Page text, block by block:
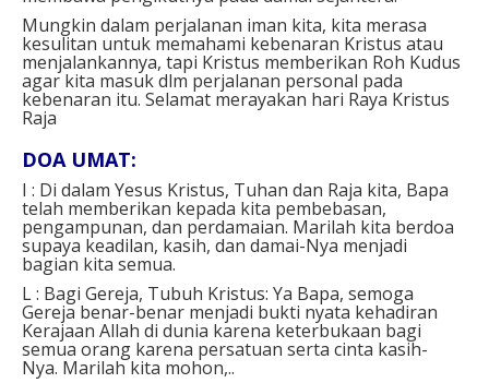
Mungkin dalam perjalanan iman kita, kita merasa
kesulitan untuk memahami kebenaran Kristus atau
menjalankannya, tapi Kristus memberikan Roh Kudus
agar kita masuk dlm perjalanan personal pada
kebenaran itu. Selamat merayakan hari Raya Kristus
Raja
DOA UMAT:
I : Di dalam Yesus Kristus, Tuhan dan Raja kita, Bapa
telah memberikan kepada kita pembebasan,
pengampunan, dan perdamaian. Marilah kita berdoa
supaya keadilan, kasih, dan damai-Nya menjadi
bagian kita semua.
L : Bagi Gereja, Tubuh Kristus: Ya Bapa, semoga
Gereja benar-benar menjadi bukti nyata kehadiran
Kerajaan Allah di dunia karena keterbukaan bagi
semua orang karena persatuan serta cinta kasih-
Nya. Marilah kita mohon,..